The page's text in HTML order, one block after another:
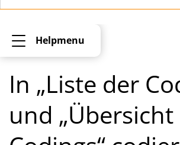
Helpmenu
In „Liste der
und „Übersicht